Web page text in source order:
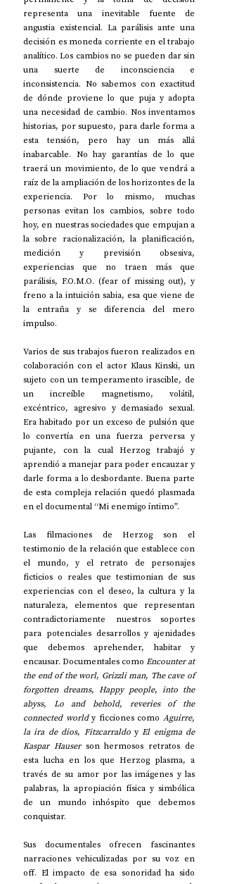
representa una inevitable fuente de
angustia existencial. La parálisis ante una
decisión es moneda corriente en el trabajo
analítico. Los cambios no se pueden dar sin
una suerte de inconsciencia e
inconsistencia. No sabemos con exactitud
de dónde proviene lo que puja y adopta
una necesidad de cambio. Nos inventamos
historias, por supuesto, para darle forma a
esta tensión, pero hay un más allá
inabarcable. No hay garantías de lo que
traerá un movimiento, de lo que vendrá a
raíz de la ampliación de los horizontes de la
experiencia. Por lo mismo, muchas
personas evitan los cambios, sobre todo
hoy, en nuestras sociedades que empujan a
la sobre racionalización, la planificación,
medición y previsión obsesiva,
experiencias que no traen más que
parálisis, F.O.M.O. (fear of missing out), y
freno a la intuición sabia, esa que viene de
la entraña y se diferencia del mero
impulso.
Varios de sus trabajos fueron realizados en
colaboración con el actor Klaus Kinski, un
sujeto con un temperamento irascible, de
un increíble magnetismo, volátil,
excéntrico, agresivo y demasiado sexual.
Era habitado por un exceso de pulsión que
lo convertía en una fuerza perversa y
pujante, con la cual Herzog trabajó y
aprendió a manejar para poder encauzar y
darle forma a lo desbordante. Buena parte
de esta compleja relación quedó plasmada
en el documental “Mi enemigo íntimo”.
Las filmaciones de Herzog son el
testimonio de la relación que establece con
el mundo, y el retrato de personajes
ficticios o reales que testimonian de sus
experiencias con el deseo, la cultura y la
naturaleza, elementos que representan
contradictoriamente nuestros soportes
para potenciales desarrollos y ajenidades
que debemos aprehender, habitar y
encausar. Documentales como Encounter at
the end of the worl, Grizzli man, The cave of
forgotten dreams, Happy people, into the
abyss, Lo and behold, reveries of the
connected world y ficciones como Aguirre,
la ira de dios, Fitzcarraldo y El enigma de
Kaspar Hauser son hermosos retratos de
esta lucha en los que Herzog plasma, a
través de su amor por las imágenes y las
palabras, la apropiación física y simbólica
de un mundo inhóspito que debemos
conquistar.
Sus documentales ofrecen fascinantes
narraciones vehiculizadas por su voz en
off. El impacto de esa sonoridad ha sido